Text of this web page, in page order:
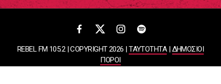
REBEL FM 105.2 | COPYRIGHT 2026 |ΤΑΥΤΟΤΗΤΑ|ΔΗΜΟΣΙΟΙ
ΠΟΡΟΙ